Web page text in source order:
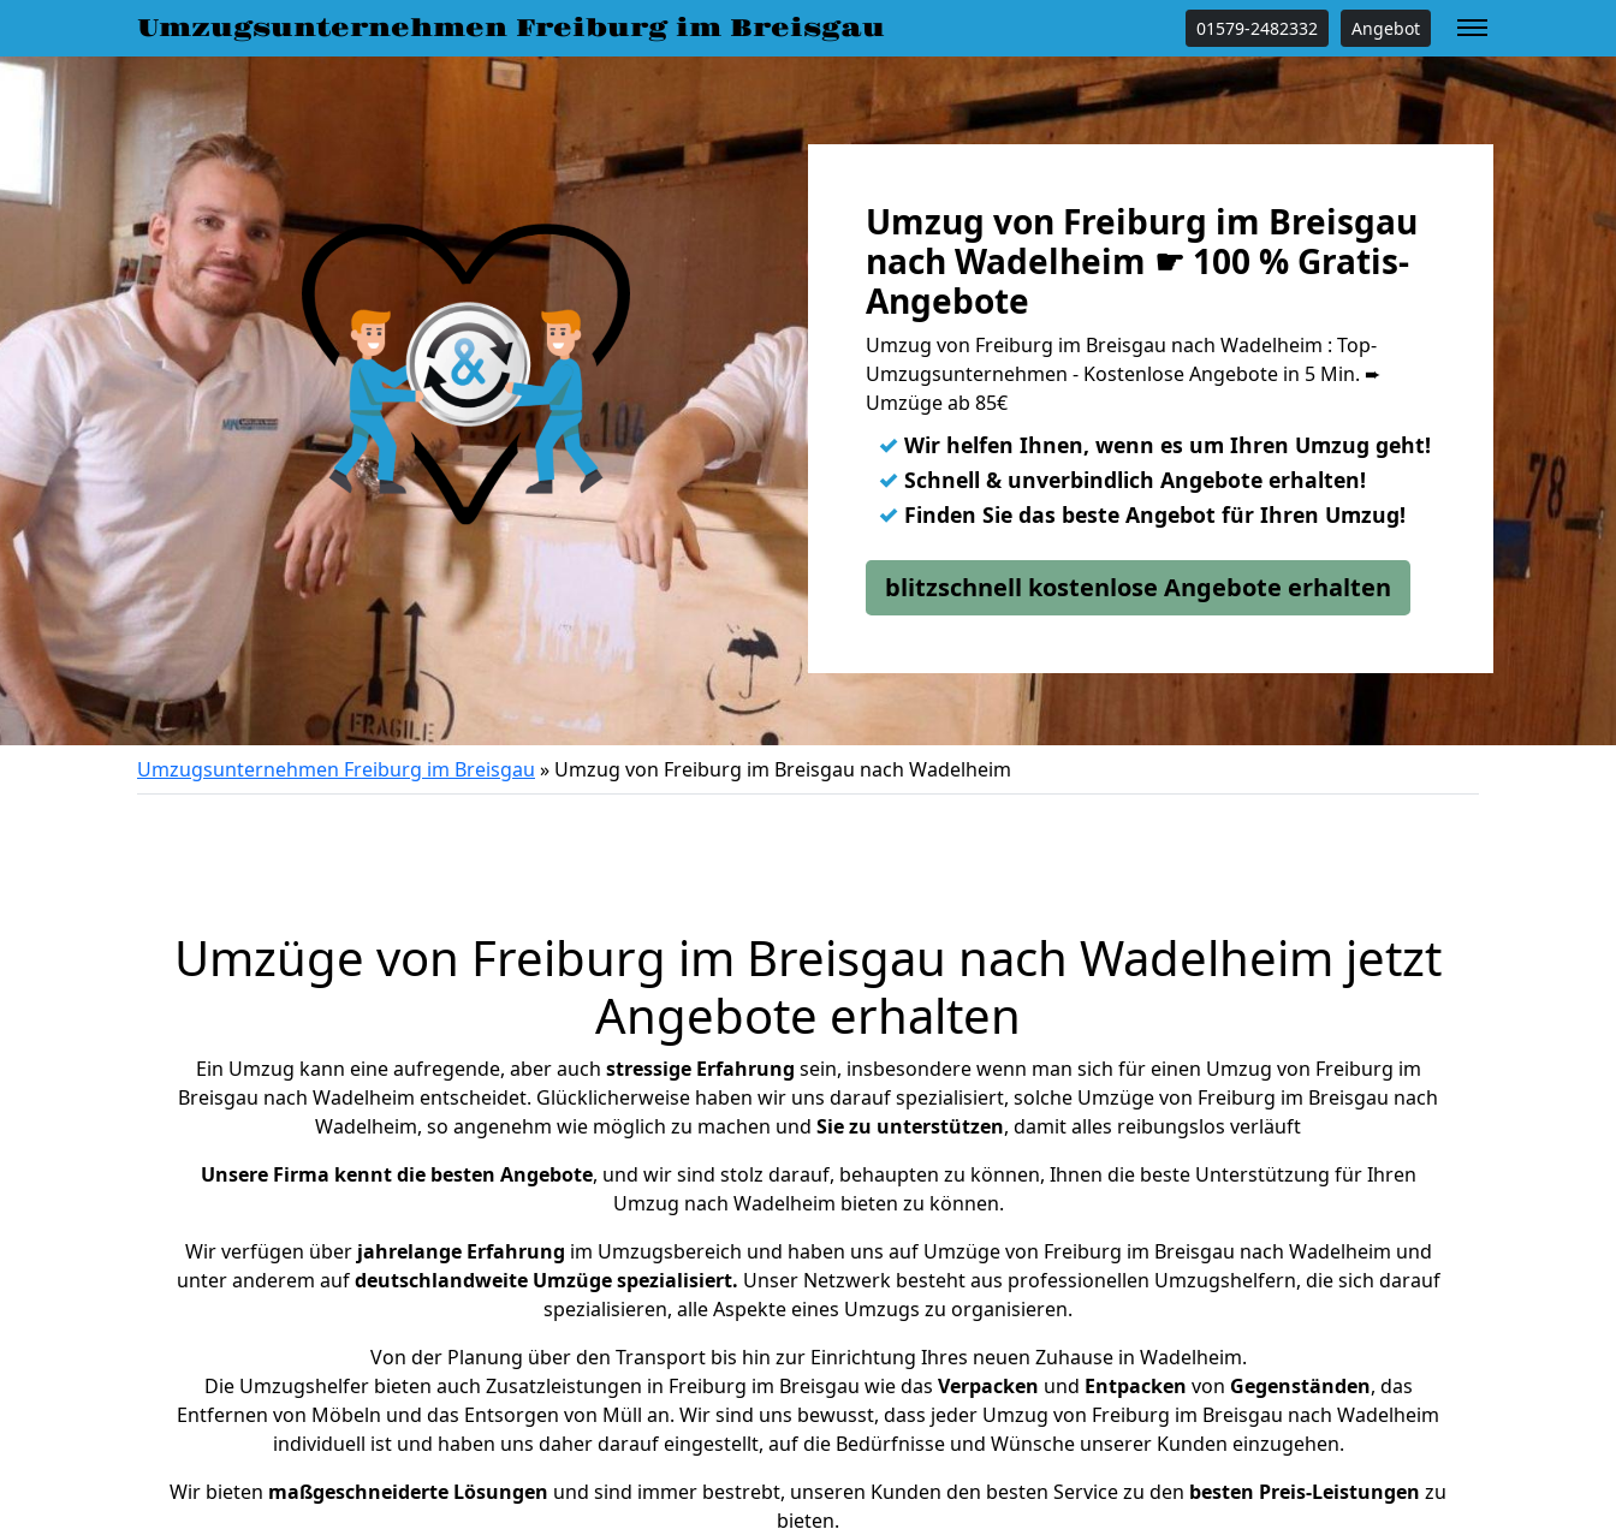
Umzugsunternehmen Freiburg im Breisgau 01579-2482332 Angebot
Umzug von Freiburg im Breisgau
nach Wadelheim ☛ 100 % Gratis-
Angebote
Umzug von Freiburg im Breisgau nach Wadelheim : Top-
Umzugsunternehmen - Kostenlose Angebote in 5 Min. ➨
Umzüge ab 85€
✓ Wir helfen Ihnen, wenn es um Ihren Umzug geht!
✓ Schnell & unverbindlich Angebote erhalten!
✓ Finden Sie das beste Angebot für Ihren Umzug!
blitzschnell kostenlose Angebote erhalten
Umzugsunternehmen Freiburg im Breisgau » Umzug von Freiburg im Breisgau nach Wadelheim
Umzüge von Freiburg im Breisgau nach Wadelheim jetzt
Angebote erhalten
Ein Umzug kann eine aufregende, aber auch stressige Erfahrung sein, insbesondere wenn man sich für einen Umzug von Freiburg im
Breisgau nach Wadelheim entscheidet. Glücklicherweise haben wir uns darauf spezialisiert, solche Umzüge von Freiburg im Breisgau nach
Wadelheim, so angenehm wie möglich zu machen und Sie zu unterstützen, damit alles reibungslos verläuft
Unsere Firma kennt die besten Angebote, und wir sind stolz darauf, behaupten zu können, Ihnen die beste Unterstützung für Ihren
Umzug nach Wadelheim bieten zu können.
Wir verfügen überjahrelange Erfahrung im Umzugsbereich und haben uns auf Umzüge von Freiburg im Breisgau nach Wadelheim und
unter anderem aufdeutschlandweite Umzüge spezialisiert. Unser Netzwerk besteht aus professionellen Umzugshelfern, die sich darauf
spezialisieren, alle Aspekte eines Umzugs zu organisieren.
Von der Planung über den Transport bis hin zur Einrichtung Ihres neuen Zuhause in Wadelheim.
Die Umzugshelfer bieten auch Zusatzleistungen in Freiburg im Breisgau wie das Verpacken und Entpacken von Gegenständen, das
Entfernen von Möbeln und das Entsorgen von Müll an. Wir sind uns bewusst, dass jeder Umzug von Freiburg im Breisgau nach Wadelheim
individuell ist und haben uns daher darauf eingestellt, auf die Bedürfnisse und Wünsche unserer Kunden einzugehen.
Wir bieten maßgeschneiderte Lösungen und sind immer bestrebt, unseren Kunden den besten Service zu den besten Preis-Leistungen zu
bieten.